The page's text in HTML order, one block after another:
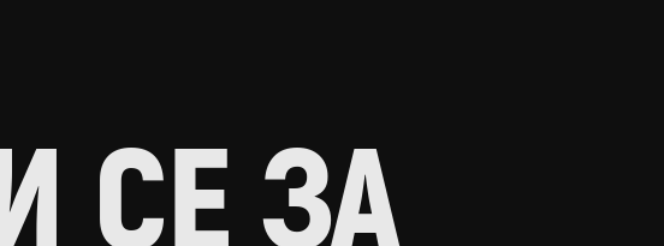
СЕ ЗА